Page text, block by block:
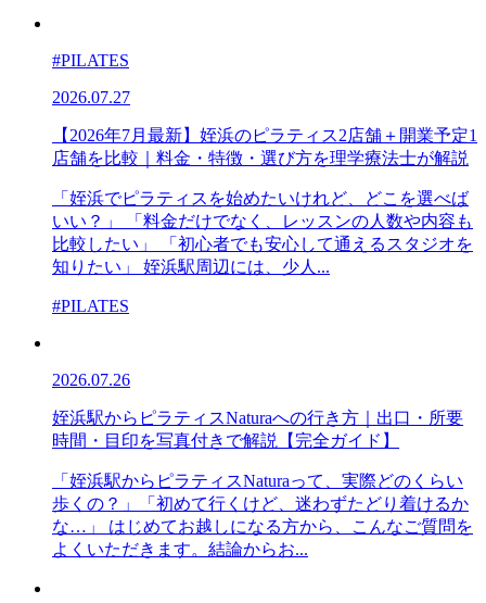
#PILATES
2026.07.27
【2026年7月最新】姪浜のピラティス2店舗＋開業予定1
店舗を比較｜料金・特徴・選び方を理学療法士が解説
「姪浜でピラティスを始めたいけれど、どこを選べば
いい？」 「料金だけでなく、レッスンの人数や内容も
比較したい」 「初心者でも安心して通えるスタジオを
知りたい」 姪浜駅周辺には、少人...
#PILATES
2026.07.26
姪浜駅からピラティスNaturaへの行き方｜出口・所要
時間・目印を写真付きで解説【完全ガイド】
「姪浜駅からピラティスNaturaって、実際どのくらい
歩くの？」「初めて行くけど、迷わずたどり着けるか
な…」 はじめてお越しになる方から、こんなご質問を
よくいただきます。結論からお...